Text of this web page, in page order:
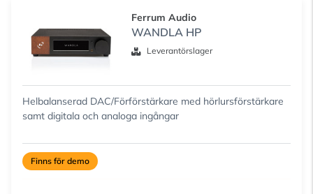
Ferrum Audio
WANDLA HP
Leverantörslager
Helbalanserad DAC/Förförstärkare med hörlursförstärkare
samt digitala och analoga ingångar
Finns för demo